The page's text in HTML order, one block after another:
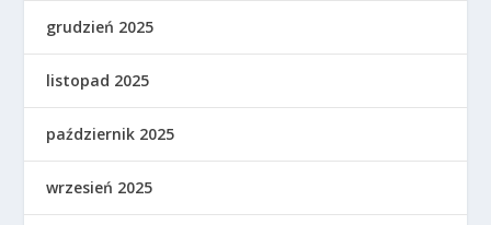
grudzień 2025
listopad 2025
październik 2025
wrzesień 2025